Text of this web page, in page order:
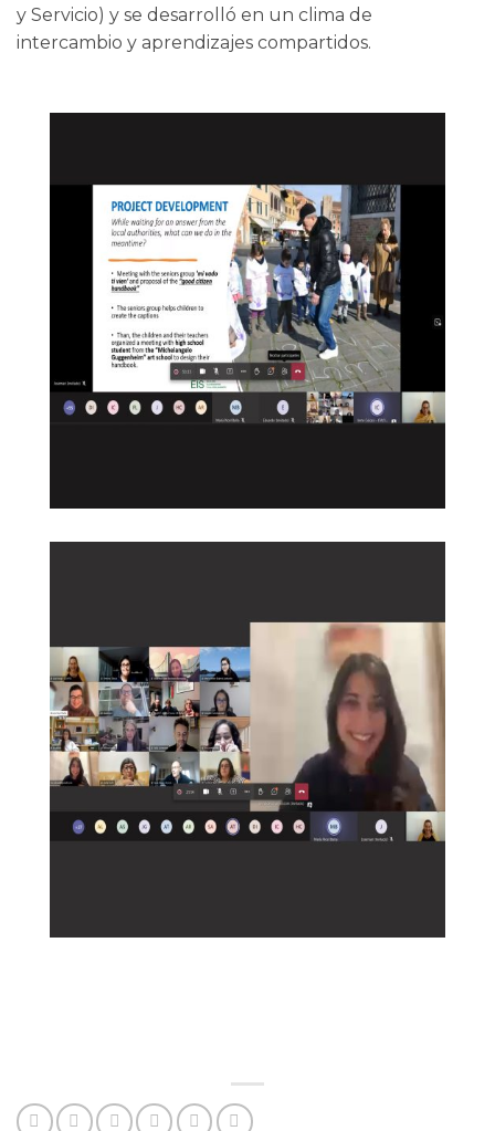
y Servicio) y se desarrolló en un clima de
intercambio y aprendizajes compartidos.